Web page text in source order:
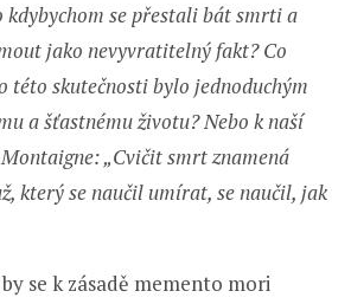
kdybychom se přestali bát smrti a
jako nevyvratitelný fakt? Co
této skutečnosti bylo jednoduchým
a šťastnému životu? Nebo k naší
„Cvičit smrt znamená
který se naučil umírat, se naučil, jak
se k zásadě memento mori